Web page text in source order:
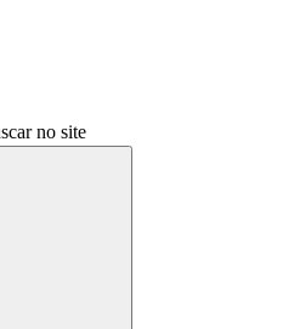
no site